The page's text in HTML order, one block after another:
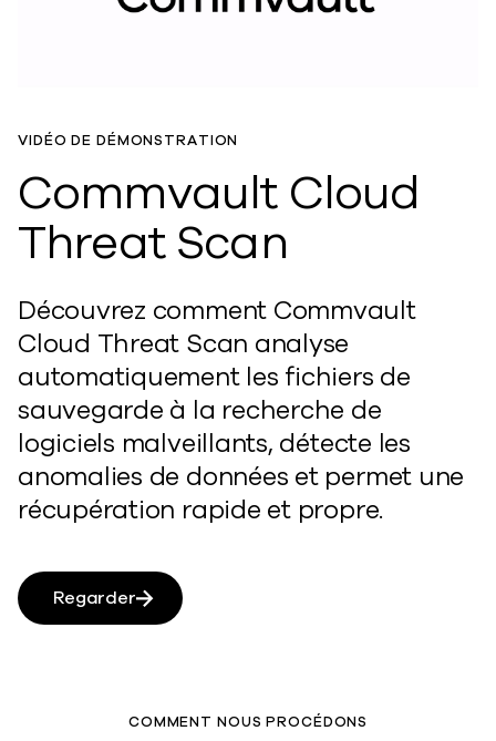
VIDÉO DE DÉMONSTRATION
Commvault Cloud
Threat Scan
Découvrez comment Commvault
Cloud Threat Scan analyse
automatiquement les fichiers de
sauvegarde à la recherche de
logiciels malveillants, détecte les
anomalies de données et permet une
récupération rapide et propre.
Regarder
COMMENT NOUS PROCÉDONS